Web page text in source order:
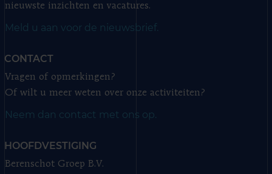
nieuwste inzichten en vacatures.
Meld u aan voor de nieuwsbrief.
CONTACT
Vragen of opmerkingen?
Of wilt u meer weten over onze activiteiten?
Neem dan contact met ons op.
HOOFDVESTIGING
Berenschot Groep B.V.